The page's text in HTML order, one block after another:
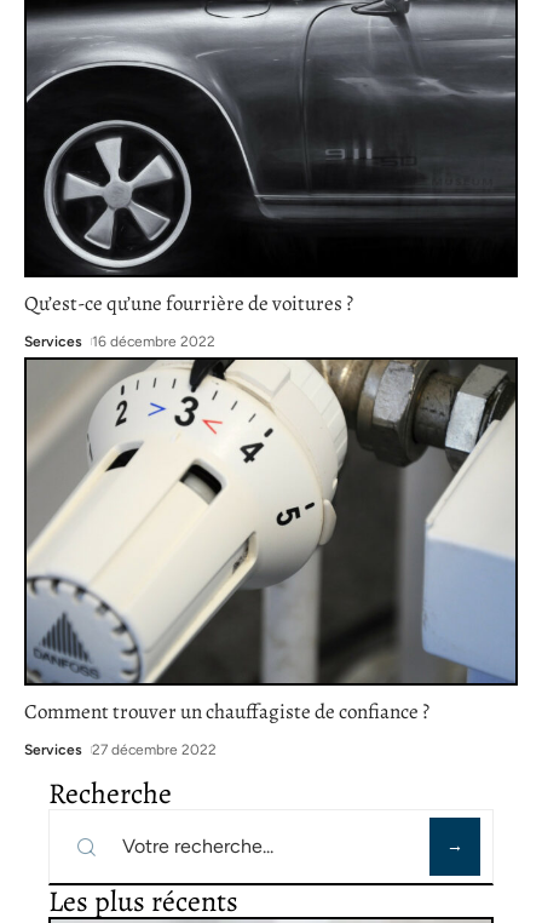
Qu’est-ce qu’une fourrière de voitures ?
Services 16 décembre 2022
Comment trouver un chauffagiste de confiance ?
Services 27 décembre 2022
Recherche
Les plus récents